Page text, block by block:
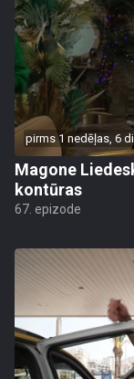
pirms 1 nedēļas, 6
Magone
kontūras
67. epizode